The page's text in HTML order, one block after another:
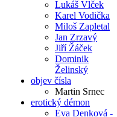
Lukáš Vlček
Karel Vodička
Miloš Zapletal
Jan Zrzavý
Jiří Žáček
Dominik
Želinský
objev čísla
Martin Srnec
erotický démon
Eva Denková -